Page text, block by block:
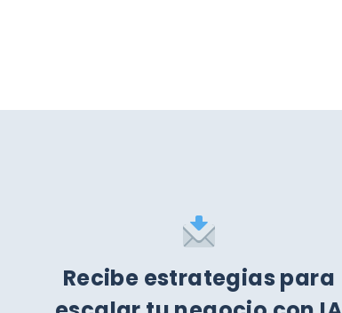
Recibe estrategias para